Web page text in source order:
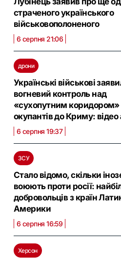
страченого українського
військовополоненого
6 серпня 21:06
дрони
Українські військові
вогневий контроль над
«сухопутним коридором»
окупантів до Криму: відео
6 серпня 19:37
ЗСУ
Стало відомо, скільки
воюють проти росії:
добровольців з країн
Америки
6 серпня 16:59
Херсон